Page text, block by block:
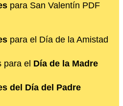
para San Valentín PDF
para el Día de la Amistad
para el Día de la Madre
del Día del Padre